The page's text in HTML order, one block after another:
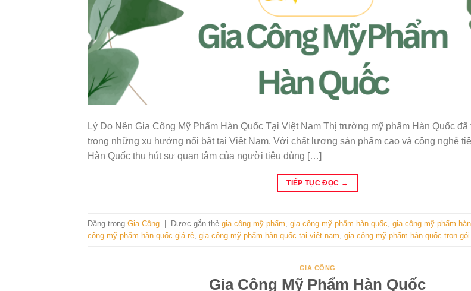
Lý Do Nên Gia Công Mỹ Phẩm Hàn Quốc Tại Việt Nam Thị trường mỹ phẩm Hàn Quốc đã
trong những xu hướng nổi bật tại Việt Nam. Với chất lượng sản phẩm cao và công nghệ
Hàn Quốc thu hút sự quan tâm của người tiêu dùng […]
TIẾP TỤC ĐỌC →
Đăng trong Gia Công | Được gắn thẻ gia công mỹ phẩm gia công mỹ phẩm hàn quốc gia công mỹ phẩm
công mỹ phẩm hàn quốc giá rẻ gia công mỹ phẩm hàn quốc tại việt nam gia công mỹ phẩm hàn quốc trọn gói
GIA CÔNG
Gia Công Mỹ Phẩm Hàn Quốc